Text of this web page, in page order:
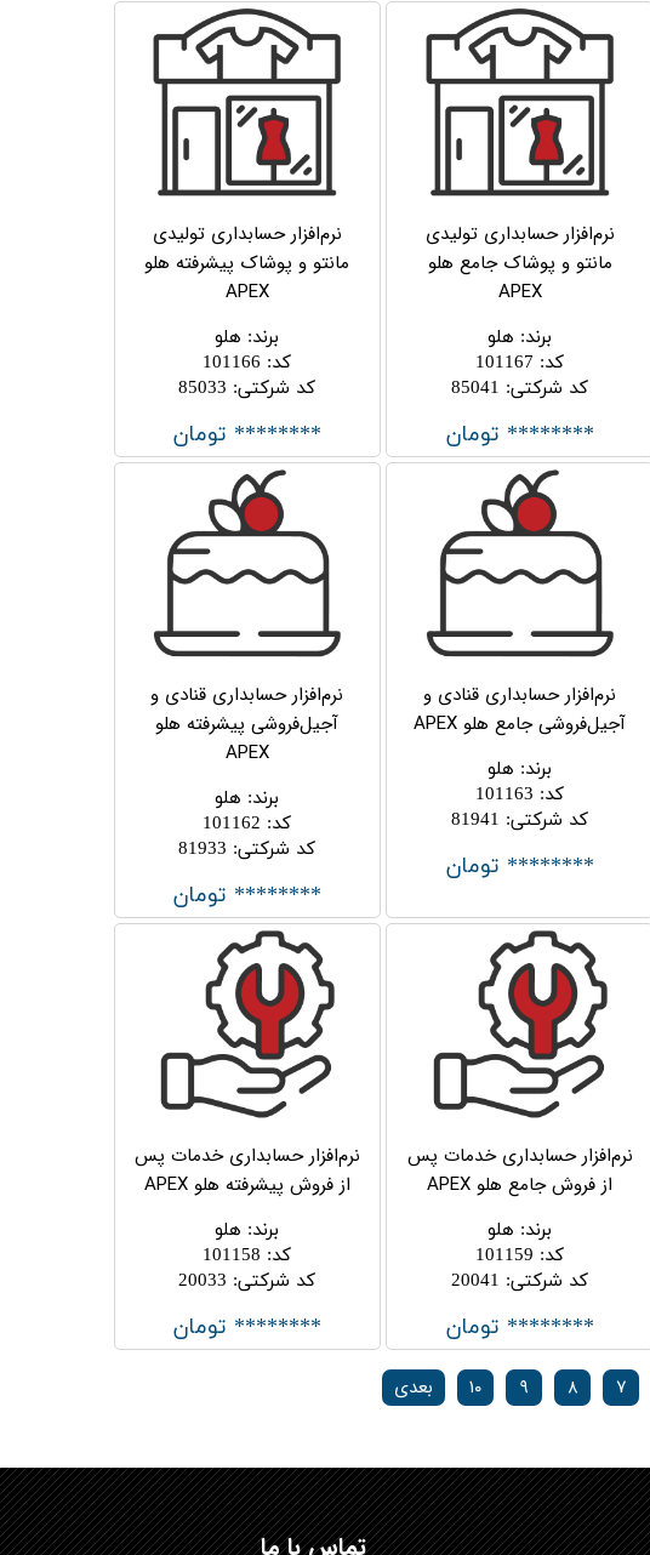
نرم‌افزار حسابداری تولیدی
مانتو و پوشاک جامع هلو
APEX
برند: هلو
کد:
101167
کد شرکتی:
85041
******** تومان
نرم‌افزار حسابداری تولیدی
مانتو و پوشاک پیشرفته هلو
APEX
برند: هلو
کد:
101166
کد شرکتی:
85033
******** تومان
نرم‌افزار حسابداری قنادی و
آجیل‌فروشی جامع هلو APEX
برند: هلو
کد:
101163
کد شرکتی:
81941
******** تومان
نرم‌افزار حسابداری قنادی و
آجیل‌فروشی پیشرفته هلو
APEX
برند: هلو
کد:
101162
کد شرکتی:
81933
******** تومان
نرم‌افزار حسابداری خدمات پس
از فروش جامع هلو APEX
برند: هلو
کد:
101159
کد شرکتی:
20041
******** تومان
نرم‌افزار حسابداری خدمات پس
از فروش پیشرفته هلو APEX
برند: هلو
کد:
101158
کد شرکتی:
20033
******** تومان
۷ ۸ ۹ ۱۰ بعدی
تماس با ما